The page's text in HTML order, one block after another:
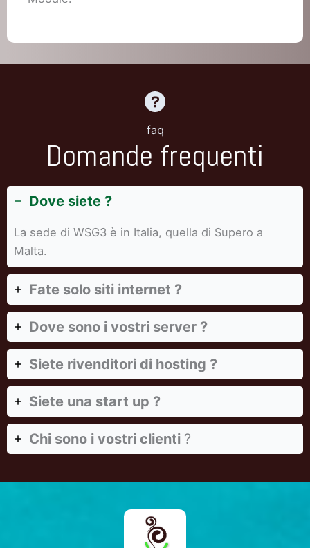
faq
Domande frequenti
Dove siete ?
La sede di WSG3 è in Italia, quella di Supero a
Malta.
Fate solo siti internet ?
Dove sono i vostri server ?
Siete rivenditori di hosting ?
Siete una start up ?
Chi sono i vostri clienti ?